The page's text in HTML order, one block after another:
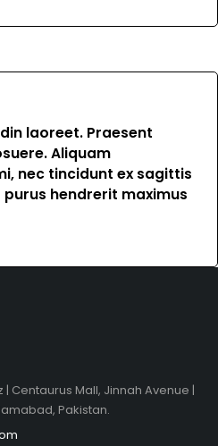
laoreet. Praesent
Aliquam
nec tincidunt ex sagittis
hendrerit maximus
| Centaurus Mall, Jinnah Avenue |
Pakistan.